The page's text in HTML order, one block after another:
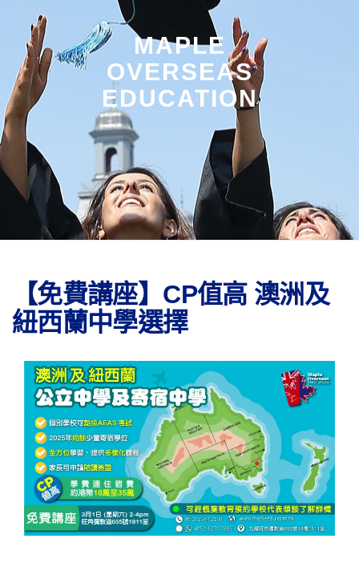
MAPLE
OVERSEAS
EDUCATION
【免費講座】CP值高 澳洲及
紐西蘭中學選擇